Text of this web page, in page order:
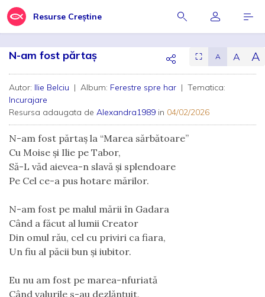
Resurse Creștine
N-am fost părtaș ⛶ A A A
Autor: Ilie Belciu | Album: Ferestre spre har | Tematica:
Incurajare
Resursa adaugata de Alexandra1989 in 04/02/2026
N-am fost părtaş la “Marea sărbătoare”
Cu Moise şi Ilie pe Tabor,
Să-L văd aievea-n slavă şi splendoare
Pe Cel ce-a pus hotare mărilor.
N-am fost pe malul mării în Gadara
Când a făcut al lumii Creator
Din omul rău, cel cu priviri ca fiara,
Un fiu al păcii bun şi iubitor.
Eu nu am fost pe marea-nfuriată
Când valurile s-au dezlănţuit,